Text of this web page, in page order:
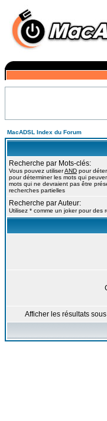
MacADSL Index du Forum
Recherche par Mots-clés:
Vous pouvez utiliserAND pour
pour déterminer les mots qui
mots qui ne devraient pas être
recherches partielles
Recherche par Auteur:
Utilisez * comme un joker pour des
Afficher les résultats